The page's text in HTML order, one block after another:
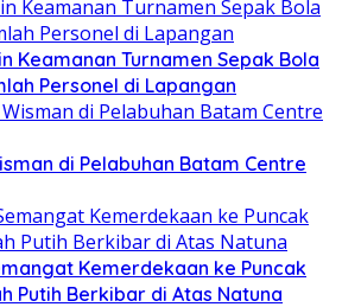
Keamanan Turnamen Sepak Bola
Personel di Lapangan
di Pelabuhan Batam Centre
Kemerdekaan ke Puncak
Putih Berkibar di Atas Natuna